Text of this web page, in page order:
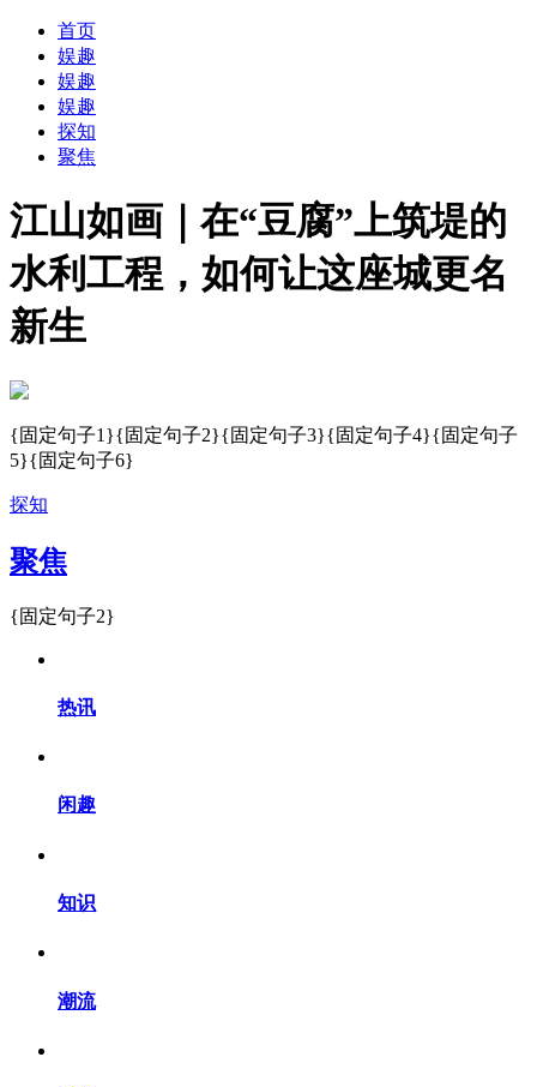
首页
娱趣
娱趣
娱趣
探知
聚焦
江山如画｜在“豆腐”上筑堤的
水利工程，如何让这座城更名
新生
{固定句子1}{固定句子2}{固定句子3}{固定句子4}{固定句子
5}{固定句子6}
探知
聚焦
{固定句子2}
热讯
闲趣
知识
潮流